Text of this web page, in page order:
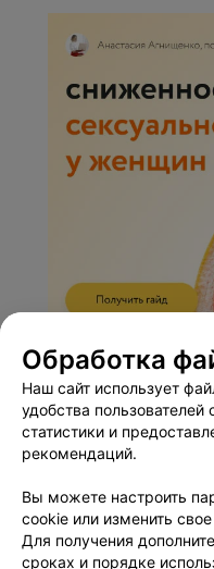
ЭФФЕКТИВНАЯ РЕКЛАМА НА
Обработка
Наш сайт использует
удобства пользователей
статистики и
рекомендаций.
Вы можете настроить
cookie или изменить
Для получения
сроках и порядке